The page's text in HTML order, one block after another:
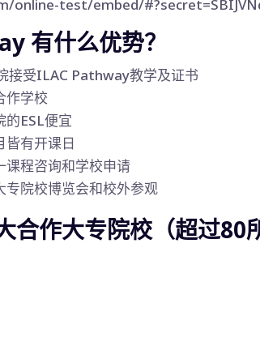
online-test/embed/
有什么优势？
接受ILAC Pathway教学及证书
作学校
ESL便宜
有开课日
程咨询和学校申请
院校博览会和校外参观
合作大专院校（超过80